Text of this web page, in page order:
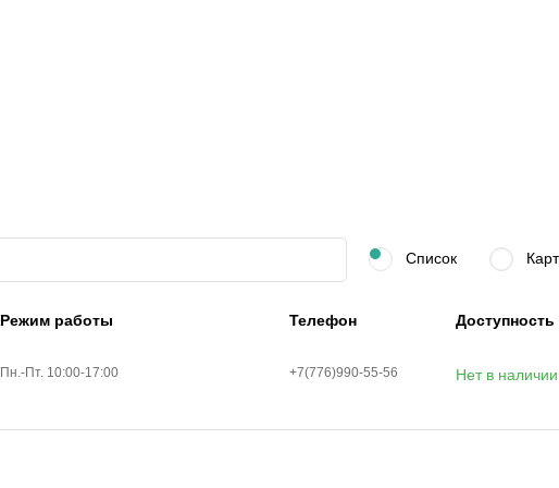
Список
Режим работы Телефон Доступность
Пн.-Пт. 10:00-17:00 +7(776)990-55-56 Нет в наличии